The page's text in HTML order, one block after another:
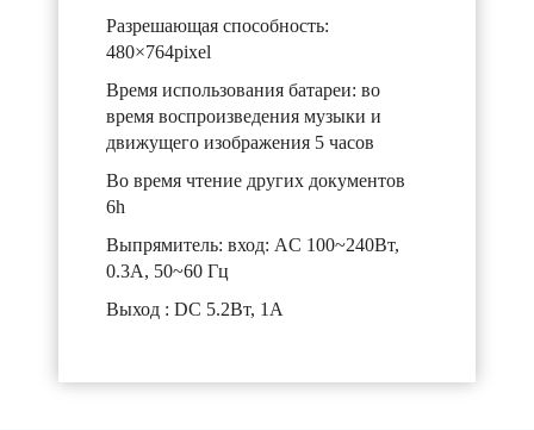
Разрешающая способность:
480×764pixel
Время использования батареи: во
время воспроизведения музыки и
движущего изображения 5 часов
Во время чтение других документов
6h
Выпрямитель: вход: AC 100~240Вт,
0.3A, 50~60 Гц
Выход : DC 5.2Вт, 1A